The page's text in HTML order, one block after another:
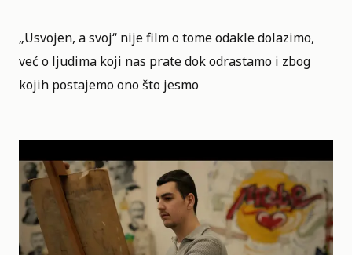
„Usvojen, a svoj“ nije film o tome odakle dolazimo,
već o ljudima koji nas prate dok odrastamo i zbog
kojih postajemo ono što jesmo